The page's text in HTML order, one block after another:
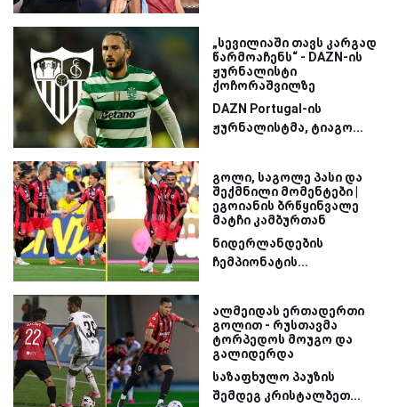
„სევილიაში თავს კარგად
წარმოაჩენს“ - DAZN-ის
ჟურნალისტი
ქოჩორაშვილზე
DAZN Portugal-ის
ჟურნალისტმა, ტიაგო...
გოლი, საგოლე პასი და
შექმნილი მომენტები |
ეგოიანის ბრწყინვალე
მატჩი კამბურთან
ნიდერლანდების
ჩემპიონატის...
ალმეიდას ერთადერთი
გოლით - რუსთავმა
ტორპედოს მოუგო და
გალიდერდა
საზაფხულო პაუზის
შემდეგ კრისტალბეთ...